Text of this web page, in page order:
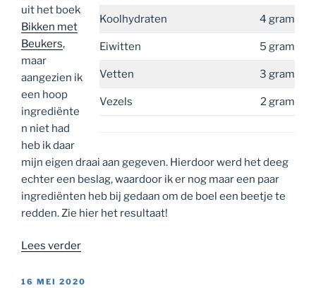
Koolhydraten 4 gram
Eiwitten 5 gram
Vetten 3 gram
Vezels 2 gram
uit het boek
Bikken met
Beukers,
maar
aangezien ik
een hoop
ingrediënte
n niet had
heb ik daar
mijn eigen draai aan gegeven. Hierdoor werd het deeg
echter een beslag, waardoor ik er nog maar een paar
ingrediënten heb bij gedaan om de boel een beetje te
redden. Zie hier het resultaat!
Lees verder“‘Gezonde’
met
GEPLAATST
16 MEI 2020